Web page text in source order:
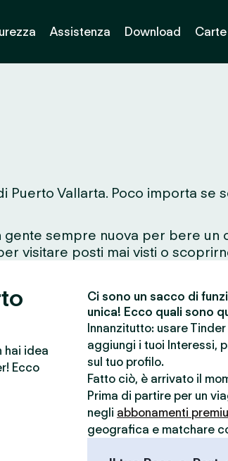
Assistenza Download
Vallarta. Poco importa se
sempre nuova per bere
visitare posti mai visti o
hai idea
Ecco
Ci sono un sacco di
unica! Ecco quali sono
Innanzitutto: usare
aggiungi i tuoi Interessi,
sul tuo profilo.
Fatto ciò, è arrivato il
Prima di partire per un
negli abbonamenti
geografica e matchare